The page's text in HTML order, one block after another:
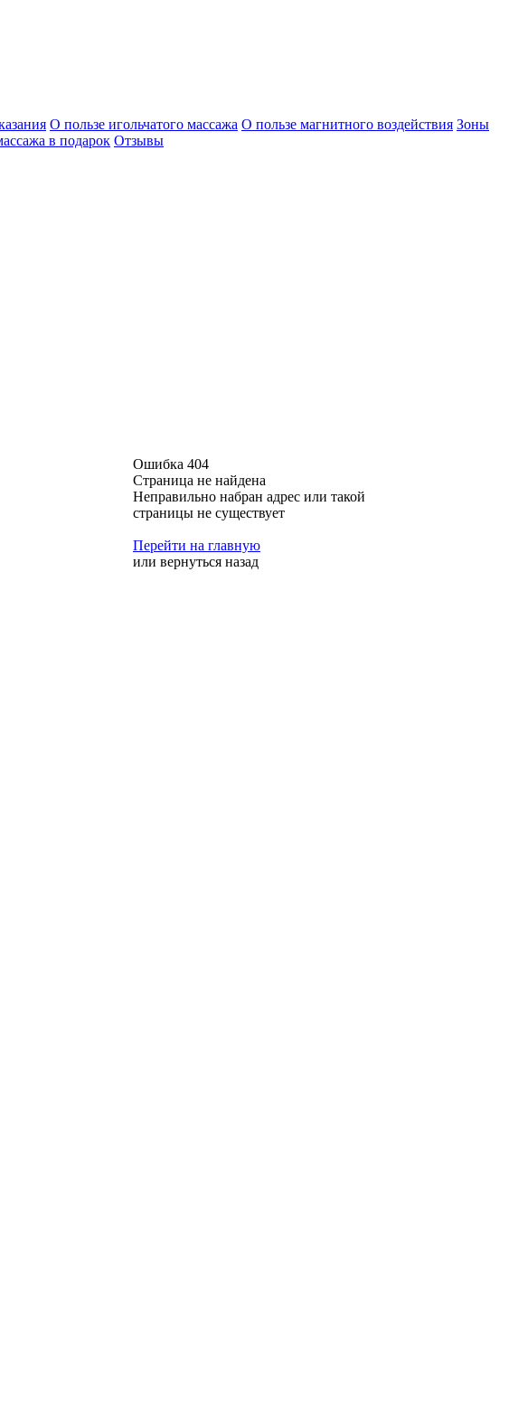
О пользе игольчатого массажа О пользе магнитного воздействия Зоны
в подарок Отзывы
Ошибка 404
Страница не найдена
Неправильно набран адрес или такой
страницы не существует
Перейти на главную
или вернуться назад